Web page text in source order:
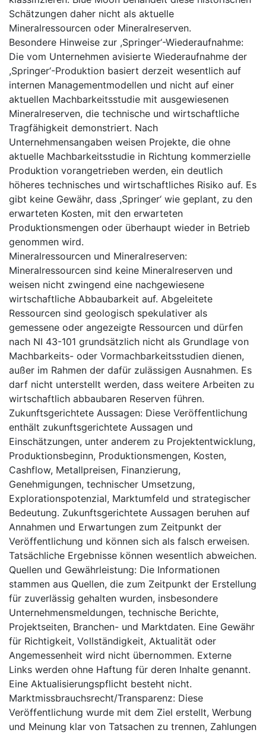
Schätzungen daher nicht als aktuelle
Mineralressourcen oder Mineralreserven.
Besondere Hinweise zur ,Springer‘-Wiederaufnahme:
Die vom Unternehmen avisierte Wiederaufnahme der
,Springer‘-Produktion basiert derzeit wesentlich auf
internen Managementmodellen und nicht auf einer
aktuellen Machbarkeitsstudie mit ausgewiesenen
Mineralreserven, die technische und wirtschaftliche
Tragfähigkeit demonstriert. Nach
Unternehmensangaben weisen Projekte, die ohne
aktuelle Machbarkeitsstudie in Richtung kommerzielle
Produktion vorangetrieben werden, ein deutlich
höheres technisches und wirtschaftliches Risiko auf. Es
gibt keine Gewähr, dass ,Springer‘ wie geplant, zu den
erwarteten Kosten, mit den erwarteten
Produktionsmengen oder überhaupt wieder in Betrieb
genommen wird.
Mineralressourcen und Mineralreserven:
Mineralressourcen sind keine Mineralreserven und
weisen nicht zwingend eine nachgewiesene
wirtschaftliche Abbaubarkeit auf. Abgeleitete
Ressourcen sind geologisch spekulativer als
gemessene oder angezeigte Ressourcen und dürfen
nach NI 43-101 grundsätzlich nicht als Grundlage von
Machbarkeits- oder Vormachbarkeitsstudien dienen,
außer im Rahmen der dafür zulässigen Ausnahmen. Es
darf nicht unterstellt werden, dass weitere Arbeiten zu
wirtschaftlich abbaubaren Reserven führen.
Zukunftsgerichtete Aussagen: Diese Veröffentlichung
enthält zukunftsgerichtete Aussagen und
Einschätzungen, unter anderem zu Projektentwicklung,
Produktionsbeginn, Produktionsmengen, Kosten,
Cashflow, Metallpreisen, Finanzierung,
Genehmigungen, technischer Umsetzung,
Explorationspotenzial, Marktumfeld und strategischer
Bedeutung. Zukunftsgerichtete Aussagen beruhen auf
Annahmen und Erwartungen zum Zeitpunkt der
Veröffentlichung und können sich als falsch erweisen.
Tatsächliche Ergebnisse können wesentlich abweichen.
Quellen und Gewährleistung: Die Informationen
stammen aus Quellen, die zum Zeitpunkt der Erstellung
für zuverlässig gehalten wurden, insbesondere
Unternehmensmeldungen, technische Berichte,
Projektseiten, Branchen- und Marktdaten. Eine Gewähr
für Richtigkeit, Vollständigkeit, Aktualität oder
Angemessenheit wird nicht übernommen. Externe
Links werden ohne Haftung für deren Inhalte genannt.
Eine Aktualisierungspflicht besteht nicht.
Marktmissbrauchsrecht/Transparenz: Diese
Veröffentlichung wurde mit dem Ziel erstellt, Werbung
und Meinung klar von Tatsachen zu trennen, Zahlungen